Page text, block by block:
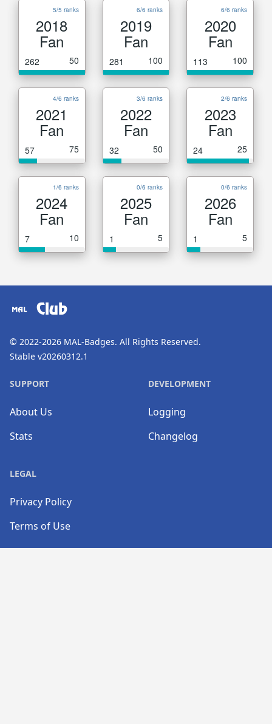
5/5 ranks
2018
Fan
262 50
6/6 ranks
2019
Fan
281 100
6/6 ranks
2020
Fan
113 100
4/6 ranks
2021
Fan
57 75
3/6 ranks
2022
Fan
32 50
2/6 ranks
2023
Fan
24 25
1/6 ranks
2024
Fan
7 10
0/6 ranks
2025
Fan
1 5
0/6 ranks
2026
Fan
1 5
Club
© 2022-2026 MAL-Badges. All Rights Reserved.
Stable v20260312.1
SUPPORT
About Us
Stats
DEVELOPMENT
Logging
Changelog
LEGAL
Privacy Policy
Terms of Use